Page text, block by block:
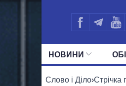
НОВИНИ
Слово і Діло›Стрічка